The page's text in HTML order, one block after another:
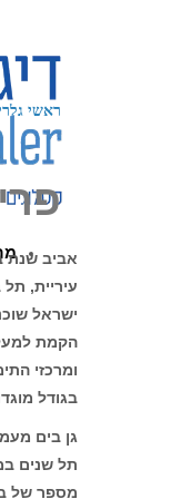
ראשי
אביב שנת
עיריית,
ישראל
הקמת
ומרכזי
בגודל
גן בים
תל שנים
מספר של